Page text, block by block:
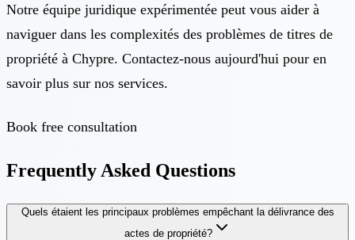
Notre équipe juridique expérimentée peut vous aider à
naviguer dans les complexités des problèmes de titres de
propriété à Chypre. Contactez-nous aujourd'hui pour en
savoir plus sur nos services.
Book free consultation
Frequently Asked Questions
Quels étaient les principaux problèmes empêchant la délivrance des
actes de propriété?